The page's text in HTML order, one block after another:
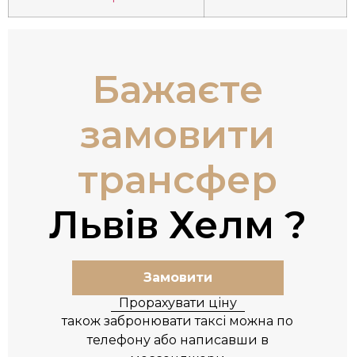
Бажаєте
замовити
трансфер
Львів Хелм
Замовити
Прорахувати ціну
також забронювати таксі можна по
телефону або написавши в